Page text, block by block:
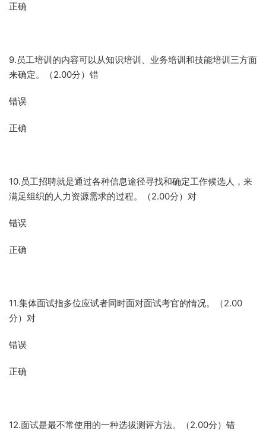
正确
9.员工培训的内容可以从知识培训、业务培训和技能培训三方面
来确定。（2.00分）错
错误
正确
10.员工招聘就是通过各种信息途径寻找和确定工作候选人，来
满足组织的人力资源需求的过程。（2.00分）对
错误
正确
11.集体面试指多位应试者同时面对面试考官的情况。（2.00
分）对
错误
正确
12.面试是最不常使用的一种选拔测评方法。（2.00分）错